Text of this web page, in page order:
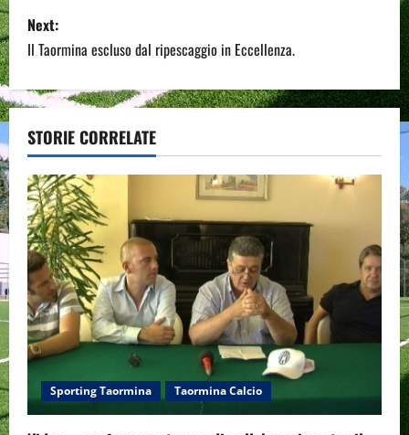
s
t
n
a
v
i
g
a
t
i
o
Next:
Il Taormina escluso dal ripescaggio in Eccellenza.
STORIE CORRELATE
Sporting Taormina Taormina Calcio